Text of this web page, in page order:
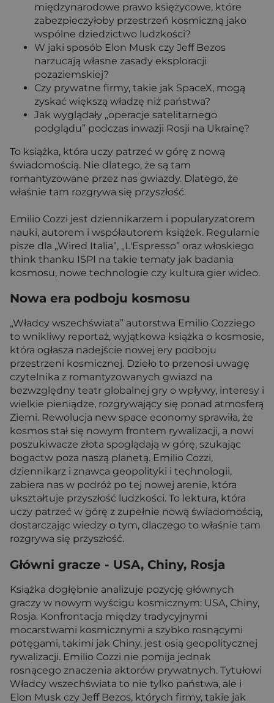
międzynarodowe prawo księżycowe, które
zabezpieczyłoby przestrzeń kosmiczną jako
wspólne dziedzictwo ludzkości?
W jaki sposób Elon Musk czy Jeff Bezos
narzucają własne zasady eksploracji
pozaziemskiej?
Czy prywatne firmy, takie jak SpaceX, mogą
zyskać większą władzę niż państwa?
Jak wyglądały „operacje satelitarnego
podglądu” podczas inwazji Rosji na Ukrainę?
To książka, która uczy patrzeć w górę z nową
świadomością. Nie dlatego, że są tam
romantyzowane przez nas gwiazdy. Dlatego, że
właśnie tam rozgrywa się przyszłość.
Emilio Cozzi jest dziennikarzem i popularyzatorem
nauki, autorem i współautorem książek. Regularnie
pisze dla „Wired Italia”, „L'Espresso” oraz włoskiego
think thanku ISPI na takie tematy jak badania
kosmosu, nowe technologie czy kultura gier wideo.
Nowa era podboju kosmosu
„Władcy wszechświata” autorstwa Emilio Cozziego
to wnikliwy reportaż, wyjątkowa książka o kosmosie,
która ogłasza nadejście nowej ery podboju
przestrzeni kosmicznej. Dzieło to przenosi uwagę
czytelnika z romantyzowanych gwiazd na
bezwzględny teatr globalnej gry o wpływy, interesy i
wielkie pieniądze, rozgrywający się ponad atmosferą
Ziemi. Rewolucja new space economy sprawiła, że
kosmos stał się nowym frontem rywalizacji, a nowi
poszukiwacze złota spoglądają w górę, szukając
bogactw poza naszą planetą. Emilio Cozzi,
dziennikarz i znawca geopolityki i technologii,
zabiera nas w podróż po tej nowej arenie, która
ukształtuje przyszłość ludzkości. To lektura, która
uczy patrzeć w górę z zupełnie nową świadomością,
dostarczając wiedzy o tym, dlaczego to właśnie tam
rozgrywa się przyszłość.
Główni gracze - USA, Chiny, Rosja
Książka dogłębnie analizuje pozycję głównych
graczy w nowym wyścigu kosmicznym: USA, Chiny,
Rosja. Konfrontacja między tradycyjnymi
mocarstwami kosmicznymi a szybko rosnącymi
potęgami, takimi jak Chiny, jest osią geopolitycznej
rywalizacji. Emilio Cozzi nie pomija jednak
rosnącego znaczenia aktorów prywatnych. Tytułowi
Władcy wszechświata to nie tylko państwa, ale i
Elon Musk czy Jeff Bezos, których firmy, takie jak